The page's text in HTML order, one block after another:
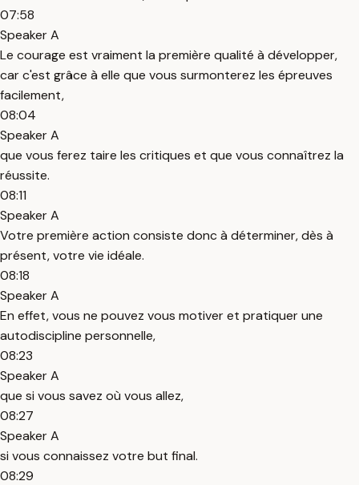
07:58
Speaker A
Le courage est vraiment la première qualité à développer,
car c'est grâce à elle que vous surmonterez les épreuves
facilement,
08:04
Speaker A
que vous ferez taire les critiques et que vous connaîtrez la
réussite.
08:11
Speaker A
Votre première action consiste donc à déterminer, dès à
présent, votre vie idéale.
08:18
Speaker A
En effet, vous ne pouvez vous motiver et pratiquer une
autodiscipline personnelle,
08:23
Speaker A
que si vous savez où vous allez,
08:27
Speaker A
si vous connaissez votre but final.
08:29